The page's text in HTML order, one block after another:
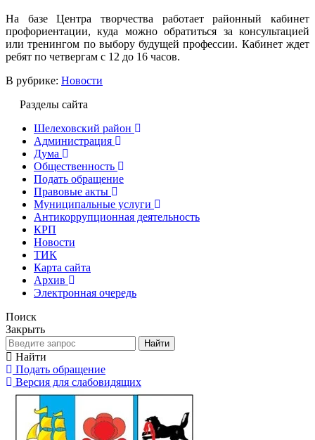
На базе Центра творчества работает районный кабинет
профориентации, куда можно обратиться за консультацией
или тренингом по выбору будущей профессии. Кабинет ждет
ребят по четвергам с 12 до 16 часов.
В рубрике: Новости
Разделы сайта
Шелеховский район
Администрация
Дума
Общественность
Подать обращение
Правовые акты
Муниципальные услуги
Антикоррупционная деятельность
КРП
Новости
ТИК
Карта сайта
Архив
Электронная очередь
Поиск
Закрыть
Найти
Найти
Подать обращение
Версия для слабовидящих